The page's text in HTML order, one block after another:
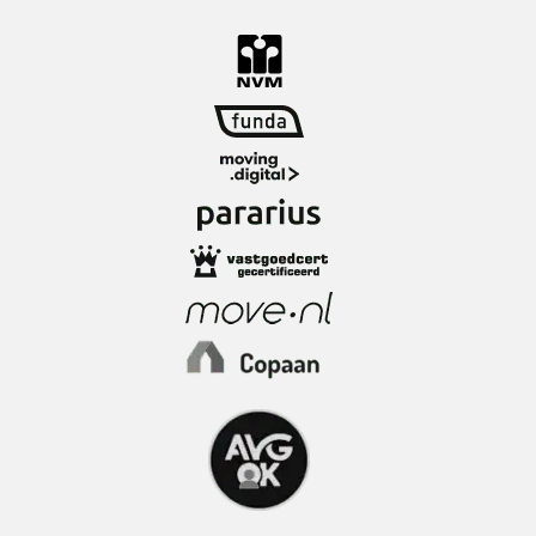
tussen iconische architectuur, gezellige
terrassen en alle denkbare voorzieningen op
loopafstand. Van moderne appartementen tot
karakteristieke panden: de mix van oud en
nieuw geeft het centrum een eigen, levendige
sfeer. Blikvangers zoals de Markthal, de
Kubuswoningen en de sfeervolle Oude Haven
maken dit een unieke plek om te wonen.
Overdag haal je verse producten op de markt
bij Blaak, ’s avonds schuif je aan bij een van de
vele restaurants of bars in de buurt. Met station
Blaak, tram en metro om de hoek én winkels,
handbereik woon je hier supercentraal. De
Stadsdriehoek is ideaal voor wie houdt van het